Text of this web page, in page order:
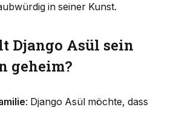
in seiner Kunst.
Django Asül sein
geheim?
: Django Asül möchte, dass